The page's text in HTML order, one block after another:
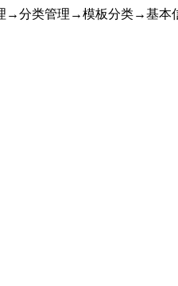
→分类管理→模板分类→基本